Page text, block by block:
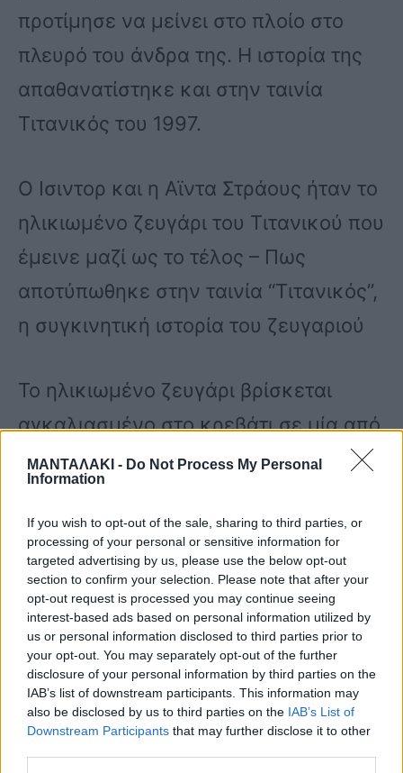
ΜΑΝΤΑΛΑΚΙ - Do Not Process My Personal
Information
If you wish to opt-out of the sale, sharing to third parties, or
processing of your personal or sensitive information for
targeted advertising by us, please use the below opt-out
section to confirm your selection. Please note that after your
opt-out request is processed you may continue seeing
interest-based ads based on personal information utilized by
us or personal information disclosed to third parties prior to
your opt-out. You may separately opt-out of the further
disclosure of your personal information by third parties on the
IAB’s list of downstream participants. This information may
also be disclosed by us to third parties on the IAB’s List of
Downstream Participants that may further disclose it to other
προτίμησε να μείνει στο πλοίο στο
πλευρό του άνδρα της. Η ιστορία της
απαθανατίστηκε και στην ταινία
Τιτανικός του 1997.
Ο Ισιντορ και η Αϊντα Στράους ήταν το
ηλικιωμένο ζευγάρι του Τιτανικού που
έμεινε μαζί ως το τέλος – Πως
αποτύπωθηκε στην ταινία “Τιτανικός”,
η συγκινητική ιστορία του ζευγαριού
Το ηλικιωμένο ζευγάρι βρίσκεται
αγκαλιασμένο στο κρεβάτι σε μία από
τις καμπίνες του Τιτανικού,
σπαρακτική σκηνή του Τζέιμς
Κάμερον την ώρα που το πλοίο
βουλιάζει, στοίχειωσε πολλούς
σινεφίλ. Η Αϊντα του σφίγγει το χέρι,
ενώ ο Ισιντορ γέρνει και την
αποχαιρετά με ένα φιλί στο μάγουλο.
Αγκαλιασμένοι, περιμένουν σιωπηλά